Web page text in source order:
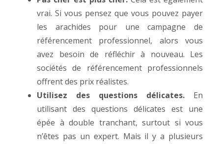
vrai. Si vous pensez que vous pouvez payer
les arachides pour une campagne de
référencement professionnel, alors vous
avez besoin de réfléchir à nouveau. Les
sociétés de référencement professionnels
offrent des prix réalistes.
Utilisez des questions délicates. En
utilisant des questions délicates est une
épée à double tranchant, surtout si vous
n’êtes pas un expert. Mais il y a plusieurs